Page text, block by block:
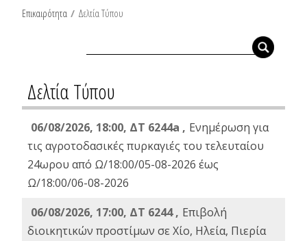
Επικαιρότητα / Δελτία Τύπου
Δελτία Τύπου
06/08/2026, 18:00, ΔΤ 6244a , Ενημέρωση για
τις αγροτοδασικές πυρκαγιές του τελευταίου
24ωρου από Ω/18:00/05-08-2026 έως
Ω/18:00/06-08-2026
06/08/2026, 17:00, ΔΤ 6244 , Επιβολή
διοικητικών προστίμων σε Χίο, Ηλεία, Πιερία